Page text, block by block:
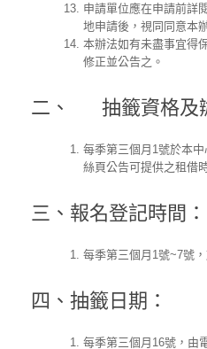
申請單位應在申請前詳
地申請後，視同同意本
本辦法如有未盡事宜得
修正並公告之。
二、 抽籤資格及
每季第三個月1號於本
絲頁公告可提供之租借
三、報名登記時間：
每季第三個月1號~7號
四、抽籤日期：
每季第三個月16號，由